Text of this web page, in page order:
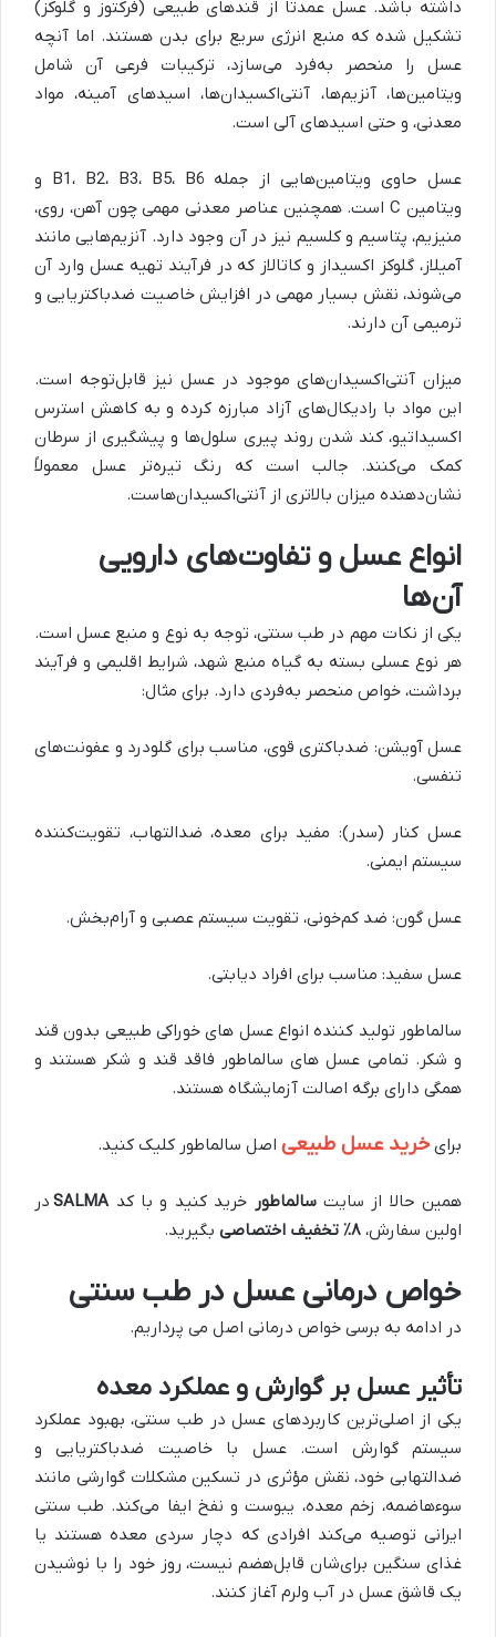
داشته باشد. عسل عمدتاً از قندهای طبیعی (فرکتوز و گلوکز)
تشکیل شده که منبع انرژی سریع برای بدن هستند. اما آنچه
عسل را منحصر به‌فرد می‌سازد، ترکیبات فرعی آن شامل
ویتامین‌ها، آنزیم‌ها، آنتی‌اکسیدان‌ها، اسیدهای آمینه، مواد
معدنی، و حتی اسیدهای آلی است.
عسل حاوی ویتامین‌هایی از جمله ، B2، B3، B5، B6
و
ویتامینC
است. همچنین عناصر معدنی مهمی چون آهن، روی،
منیزیم، پتاسیم و کلسیم نیز در آن وجود دارد. آنزیم‌هایی مانند
آمیلاز، گلوکز اکسیداز و کاتالاز که در فرآیند تهیه عسل وارد آن
می‌شوند، نقش بسیار مهمی در افزایش خاصیت ضدباکتریایی و
ترمیمی آن دارند.
میزان آنتی‌اکسیدان‌های موجود در عسل نیز قابل‌توجه است.
این مواد با رادیکال‌های آزاد مبارزه کرده و به کاهش استرس
اکسیداتیو، کند شدن روند پیری سلول‌ها و پیشگیری از سرطان
کمک می‌کنند. جالب است که رنگ تیره‌تر عسل معمولاً
نشان‌دهنده میزان بالاتری از آنتی‌اکسیدان‌هاست.
انواع عسل و تفاوت‌های دارویی
آن‌ها
یکی از نکات مهم در طب سنتی، توجه به نوع و منبع عسل است.
هر نوع عسلی بسته به گیاه منبع شهد، شرایط اقلیمی و فرآیند
برداشت، خواص منحصر به‌فردی دارد. برای مثال:
عسل آویشن: ضدباکتری قوی، مناسب برای گلودرد و عفونت‌های
تنفسی.
عسل کنار (سدر): مفید برای معده، ضدالتهاب، تقویت‌کننده
سیستم ایمنی.
عسل گون: ضد کم‌خونی، تقویت سیستم عصبی و آرام‌بخش.
عسل سفید: مناسب برای افراد دیابتی.
سالماطور تولید کننده انواع عسل های خوراکی طبیعی بدون قند
و شکر. تمامی عسل های سالماطور فاقد قند و شکر هستند و
همگی دارای برگه اصالت آزمایشگاه هستند.
برایخرید عسل طبیعی اصل سالماطور کلیک کنید.
همین حالا از سایتسالماطور خرید کنید و با کدSALMAدر
اولین سفارش، ۸٪ تخفیف اختصاصی بگیرید.
خواص درمانی عسل در طب سنتی
در ادامه به برسی خواص درمانی اصل می پرداریم.
تأثیر عسل بر گوارش و عملکرد معده
یکی از اصلی‌ترین کاربردهای عسل در طب سنتی، بهبود عملکرد
سیستم گوارش است. عسل با خاصیت ضدباکتریایی و
ضدالتهابی خود، نقش مؤثری در تسکین مشکلات گوارشی مانند
سوءهاضمه، زخم معده، یبوست و نفخ ایفا می‌کند. طب سنتی
ایرانی توصیه می‌کند افرادی که دچار سردی معده هستند یا
غذای سنگین برای‌شان قابل‌هضم نیست، روز خود را با نوشیدن
یک قاشق عسل در آب ولرم آغاز کنند.